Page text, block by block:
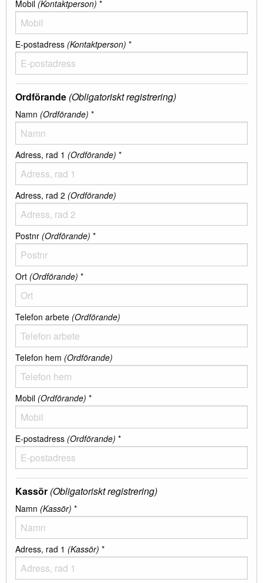
Mobil (Kontaktperson) *
E-postadress (Kontaktperson) *
Ordförande (Obligatoriskt registrering)
Namn (Ordförande) *
Adress, rad 1 (Ordförande) *
Adress, rad 2 (Ordförande)
Postnr (Ordförande) *
Ort (Ordförande) *
Telefon arbete (Ordförande)
Telefon hem (Ordförande)
Mobil (Ordförande) *
E-postadress (Ordförande) *
Kassör (Obligatoriskt registrering)
Namn (Kassör) *
Adress, rad 1 (Kassör) *